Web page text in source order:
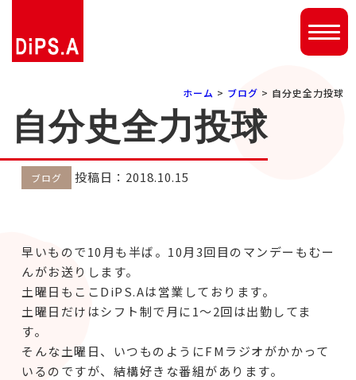
ホーム > ブログ > 自分史全力投球
自分史全力投球
ブログ 投稿日：2018.10.15
早いもので10月も半ば。10月3回目のマンデーもむー
んがお送りします。
土曜日もここDiPS.Aは営業しております。
土曜日だけはシフト制で月に1～2回は出勤してま
す。
そんな土曜日、いつものようにFMラジオがかかって
いるのですが、結構好きな番組があります。